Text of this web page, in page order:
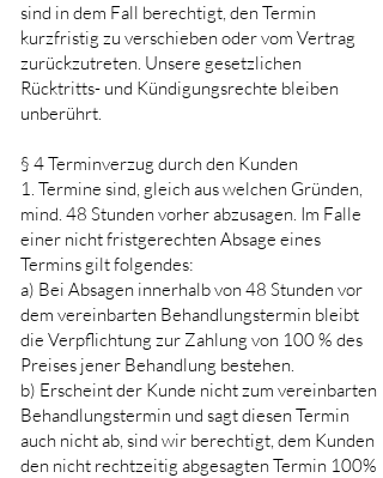
sind in dem Fall berechtigt, den Termin
kurzfristig zu verschieben oder vom Vertrag
zurückzutreten. Unsere gesetzlichen
Rücktritts- und Kündigungsrechte bleiben
unberührt.
§ 4 Terminverzug durch den Kunden
1. Termine sind, gleich aus welchen Gründen,
mind. 48 Stunden vorher abzusagen. Im Falle
einer nicht fristgerechten Absage eines
Termins gilt folgendes:
a) Bei Absagen innerhalb von 48 Stunden vor
dem vereinbarten Behandlungstermin bleibt
die Verpflichtung zur Zahlung von 100 % des
Preises jener Behandlung bestehen.
b) Erscheint der Kunde nicht zum vereinbarten
Behandlungstermin und sagt diesen Termin
auch nicht ab, sind wir berechtigt, dem Kunden
den nicht rechtzeitig abgesagten Termin 100%